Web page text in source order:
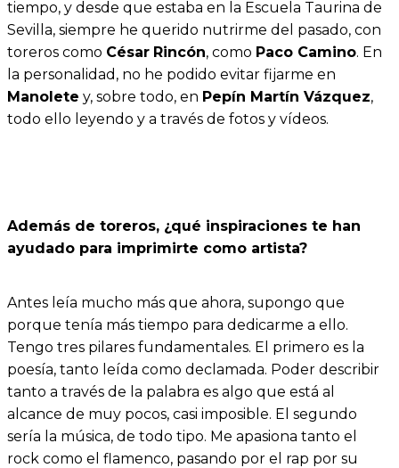
tiempo, y desde que estaba en la Escuela Taurina de
Sevilla, siempre he querido nutrirme del pasado, con
toreros como César Rincón, como Paco Camino. En
la personalidad, no he podido evitar fijarme en
Manolete y, sobre todo, en Pepín Martín Vázquez,
todo ello leyendo y a través de fotos y vídeos.
Además de toreros, ¿qué inspiraciones te han
ayudado para imprimirte como artista?
Antes leía mucho más que ahora, supongo que
porque tenía más tiempo para dedicarme a ello.
Tengo tres pilares fundamentales. El primero es la
poesía, tanto leída como declamada. Poder describir
tanto a través de la palabra es algo que está al
alcance de muy pocos, casi imposible. El segundo
sería la música, de todo tipo. Me apasiona tanto el
rock como el flamenco, pasando por el rap por su